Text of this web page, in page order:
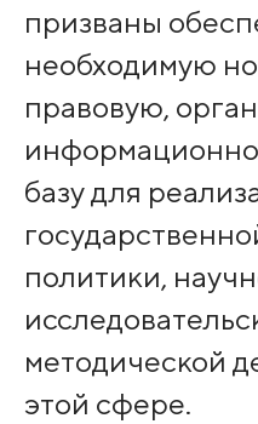
призваны
необходимую
правовую,
базу для
политики,
методической
этой сфере.